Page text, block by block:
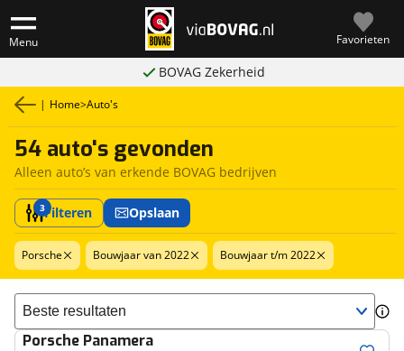
Menu Favorieten
BOVAG Zekerheid
| Home>Auto's
54 auto's gevonden
Alleen auto’s van erkende BOVAG bedrijven
3Filteren Opslaan
Porsche Bouwjaar van 2022 Bouwjaar t/m 2022
Sorteer resultaten
Porsche Panamera